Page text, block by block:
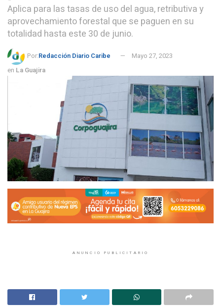
Aplica para las tasas de uso del agua, retributiva y
aprovechamiento forestal que se paguen en su
totalidad hasta este 30 de junio.
Por:Redacción Diario Caribe
Mayo 27, 2023
en La Guajira
ANUNCIO PUBLICITARIO